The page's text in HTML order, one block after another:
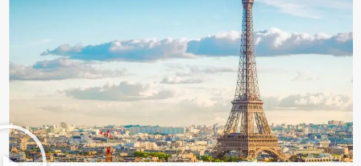
Achat et Vente Immobilière Paris